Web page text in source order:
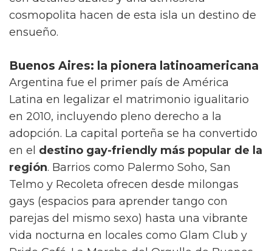
cosmopolita hacen de esta isla un destino de
ensueño.
Buenos Aires: la pionera latinoamericana
Argentina fue el primer país de América
Latina en legalizar el matrimonio igualitario
en 2010, incluyendo pleno derecho a la
adopción. La capital porteña se ha convertido
en el destino gay-friendly más popular de la
región. Barrios como Palermo Soho, San
Telmo y Recoleta ofrecen desde milongas
gays (espacios para aprender tango con
parejas del mismo sexo) hasta una vibrante
vida nocturna en locales como Glam Club y